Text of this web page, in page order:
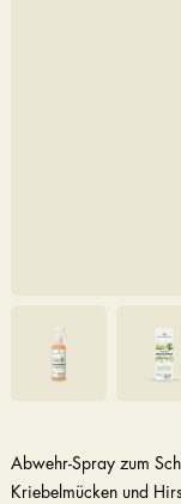
Abwehr-Spray zum
Kriebelmücken und